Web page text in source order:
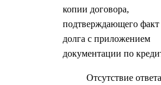
копии договора,
подтверждающего
долга с приложением
документации по
Отсутствие